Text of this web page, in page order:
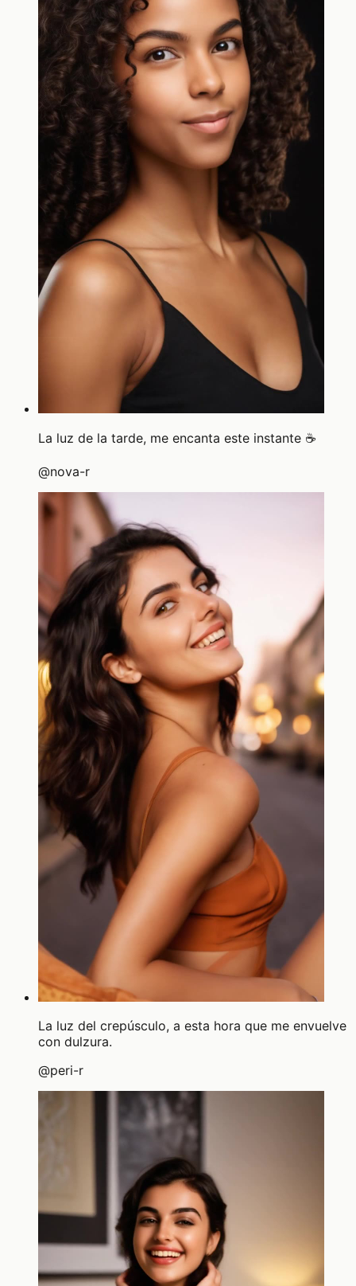
La luz de la tarde, me encanta este instante ☕
@nova-r
La luz del crepúsculo, a esta hora que me envuelve
con dulzura.
@peri-r